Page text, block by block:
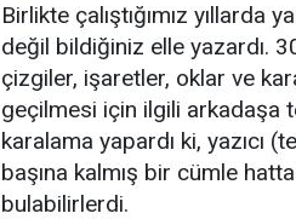
Birlikte çalıştığımız yıllarda
değil bildiğiniz elle yazardı.
çizgiler, işaretler, oklar ve
geçilmesi için ilgili arkadaşa
karalama yapardı ki, yazıcı
başına kalmış bir cümle
bulabilirlerdi.